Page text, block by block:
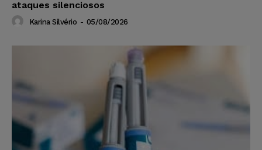
ataques silenciosos
Karina Silvério - 05/08/2026